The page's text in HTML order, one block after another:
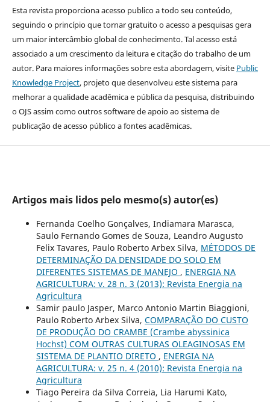
Esta revista proporciona acesso publico a todo seu conteúdo,
seguindo o princípio que tornar gratuito o acesso a pesquisas gera
um maior intercâmbio global de conhecimento. Tal acesso está
associado a um crescimento da leitura e citação do trabalho de um
autor. Para maiores informações sobre esta abordagem, visite Public
Knowledge Project, projeto que desenvolveu este sistema para
melhorar a qualidade acadêmica e pública da pesquisa, distribuindo
o OJS assim como outros software de apoio ao sistema de
publicação de acesso público a fontes acadêmicas.
Artigos mais lidos pelo mesmo(s) autor(es)
Fernanda Coelho Gonçalves, Indiamara Marasca,
Saulo Fernando Gomes de Souza, Leandro Augusto
Felix Tavares, Paulo Roberto Arbex Silva, MÉTODOS DE
DETERMINAÇÃO DA DENSIDADE DO SOLO EM
DIFERENTES SISTEMAS DE MANEJO , ENERGIA NA
AGRICULTURA: v. 28 n. 3 (2013): Revista Energia na
Agricultura
Samir paulo Jasper, Marco Antonio Martin Biaggioni,
Paulo Roberto Arbex Silva, COMPARAÇÃO DO CUSTO
DE PRODUÇÃO DO CRAMBE (Crambe abyssinica
Hochst) COM OUTRAS CULTURAS OLEAGINOSAS EM
SISTEMA DE PLANTIO DIRETO , ENERGIA NA
AGRICULTURA: v. 25 n. 4 (2010): Revista Energia na
Agricultura
Tiago Pereira da Silva Correia, Lia Harumi Kato,